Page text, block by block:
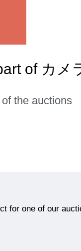
of カメ
the auctions
for one of our